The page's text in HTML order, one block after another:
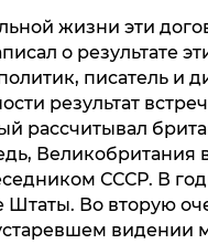
жизни эти
о результате
писатель и
результат
рассчитывал
Великобритания
СССР. В
Во вторую
видении